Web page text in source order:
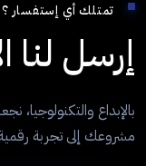
تمتلك أي إستفسار ؟
إرسل لنا
بالإبداع والتكنولوجيا،
مشروعك إلى تجربة رقمية